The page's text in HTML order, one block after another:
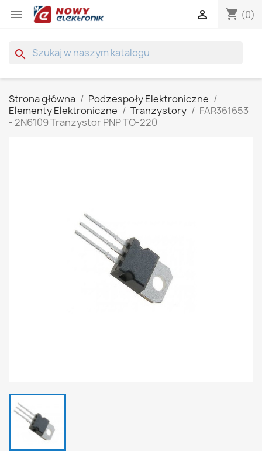
 shopping_cart (0)

search
Strona główna
Podzespoły Elektroniczne
Elementy Elektroniczne
Tranzystory
FAR361653
- 2N6109 Tranzystor PNP TO-220